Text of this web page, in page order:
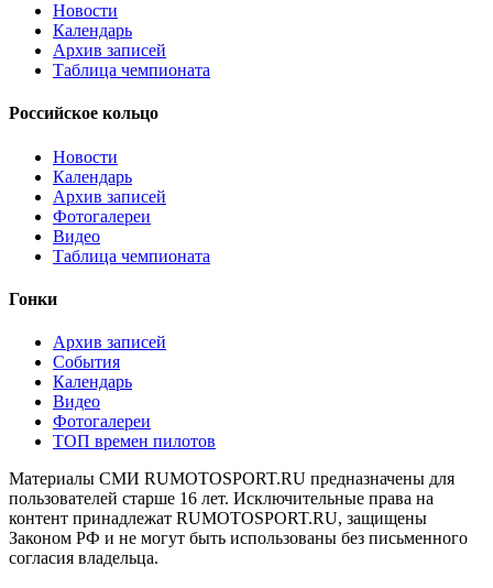
Новости
Календарь
Архив записей
Таблица чемпионата
Российское кольцо
Новости
Календарь
Архив записей
Фотогалереи
Видео
Таблица чемпионата
Гонки
Архив записей
События
Календарь
Видео
Фотогалереи
ТОП времен пилотов
Материалы СМИ RUMOTOSPORT.RU предназначены для
пользователей старше 16 лет. Исключительные права на
контент принадлежат RUMOTOSPORT.RU, защищены
Законом РФ и не могут быть использованы без письменного
согласия владельца.